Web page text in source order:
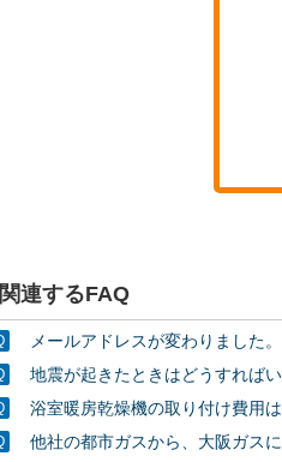
関連するFAQ
メールアドレスが変わりました
地震が起きたときはどうすれば
浴室暖房乾燥機の取り付け費用
他社の都市ガスから、大阪ガス